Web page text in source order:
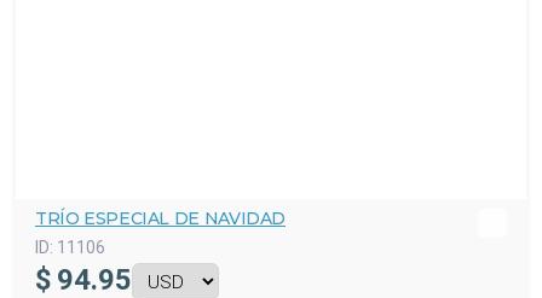
TRÍO ESPECIAL DE NAVIDAD
ID: 11106
$ 94.95